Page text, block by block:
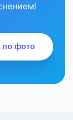
по фото